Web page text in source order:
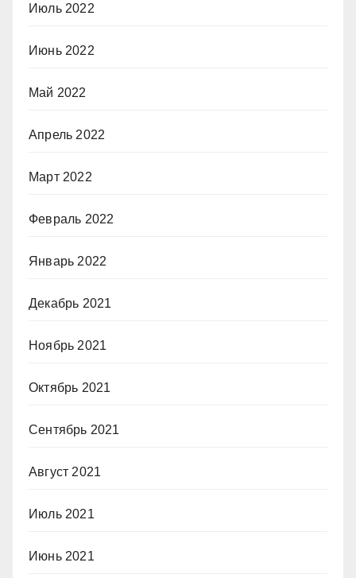
Июль 2022
Июнь 2022
Май 2022
Апрель 2022
Март 2022
Февраль 2022
Январь 2022
Декабрь 2021
Ноябрь 2021
Октябрь 2021
Сентябрь 2021
Август 2021
Июль 2021
Июнь 2021